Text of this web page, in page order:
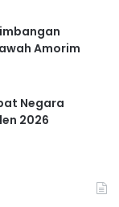
Amorim
Negara
2026